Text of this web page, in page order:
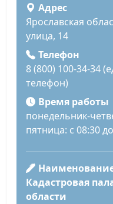
Адрес
Ярославская
улица, 14
Телефон
8 (800) 100-34-34
телефон)
Время работы
понедельник-
пятница: с 08:30
Кадастровая
области